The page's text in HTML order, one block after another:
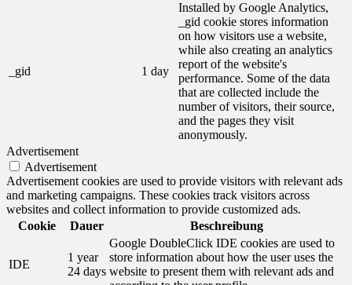
_gid 1 day
Installed by Google Analytics,
_gid cookie stores information
on how visitors use a website,
while also creating an analytics
report of the website's
performance. Some of the data
that are collected include the
number of visitors, their source,
and the pages they visit
anonymously.
Advertisement
Advertisement
Advertisement cookies are used to provide visitors with relevant ads
and marketing campaigns. These cookies track visitors across
websites and collect information to provide customized ads.
Cookie
Dauer Beschreibung
IDE
1 year
24 days
Google DoubleClick IDE cookies are used to
store information about how the user uses the
website to present them with relevant ads and